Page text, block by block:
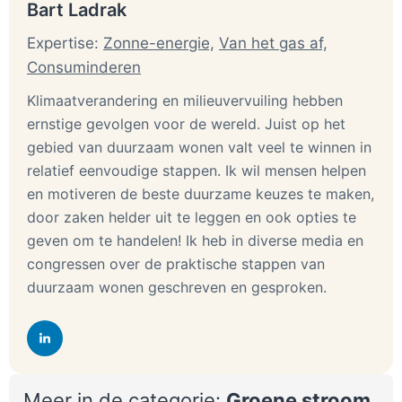
de ‘i” voor informatie rechtsboven de
Duurzaamheid: Dit meten we meestal in het
verbruik van een specifiek product. Bij bijvoorbeeld
per minuut. Bij Koelkasten is het KwH per jaar. Op
deze manier sluiten we aan op de hoeveelheden die
vaak ook op deze producten staan. En blijven de
producten onderling vergelijkbaar. Omdat we alleen
de beste producten laten zien scheelt het soms
maar heel weinig tussen de verschillende
producten.
: De prijsverschillen zijn tussen producten
soms fors. Een waterbesparende douchekop heb je
bijvoorbeeld voor 15 euro. Maar je hebt ze ook voor
Bart Ladrak
Expertise: Zonne-energie, Van het gas af,
Consuminderen
Klimaatverandering en milieuvervuiling hebben
ernstige gevolgen voor de wereld. Juist op het
gebied van duurzaam wonen valt veel te winnen in
relatief eenvoudige stappen. Ik wil mensen helpen
en motiveren de beste duurzame keuzes te maken,
door zaken helder uit te leggen en ook opties te
geven om te handelen! Ik heb in diverse media en
congressen over de praktische stappen van
duurzaam wonen geschreven en gesproken.